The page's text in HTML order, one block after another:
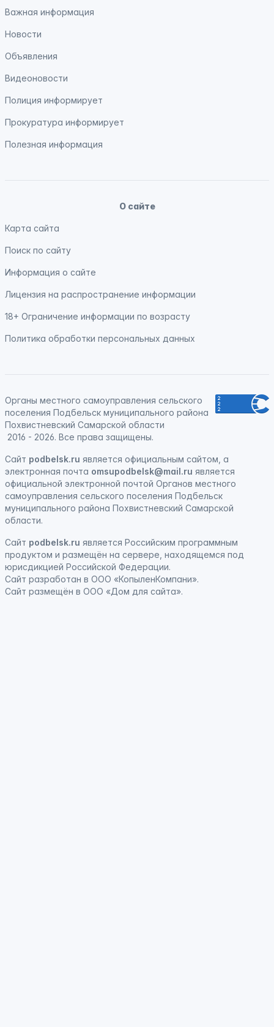
Важная информация
Новости
Объявления
Видеоновости
Полиция информирует
Прокуратура информирует
Полезная информация
О сайте
Карта сайта
Поиск по сайту
Информация о сайте
Лицензия на распространение информации
18+ Ограничение информации по возрасту
Политика обработки персональных данных
Органы местного самоуправления сельского
поселения Подбельск муниципального района
Похвистневский Самарской области
2016 - 2026. Все права защищены.
Сайт podbelsk.ru является официальным сайтом, а
электронная почта omsupodbelsk@mail.ru является
официальной электронной почтой Органов местного
самоуправления сельского поселения Подбельск
муниципального района Похвистневский Самарской
области.
Сайт podbelsk.ru является Российским программным
продуктом и размещён на сервере, находящемся под
юрисдикцией Российской Федерации.
Сайт разработан в ООО «КопыленКомпани».
Сайт размещён в ООО «Дом для сайта».